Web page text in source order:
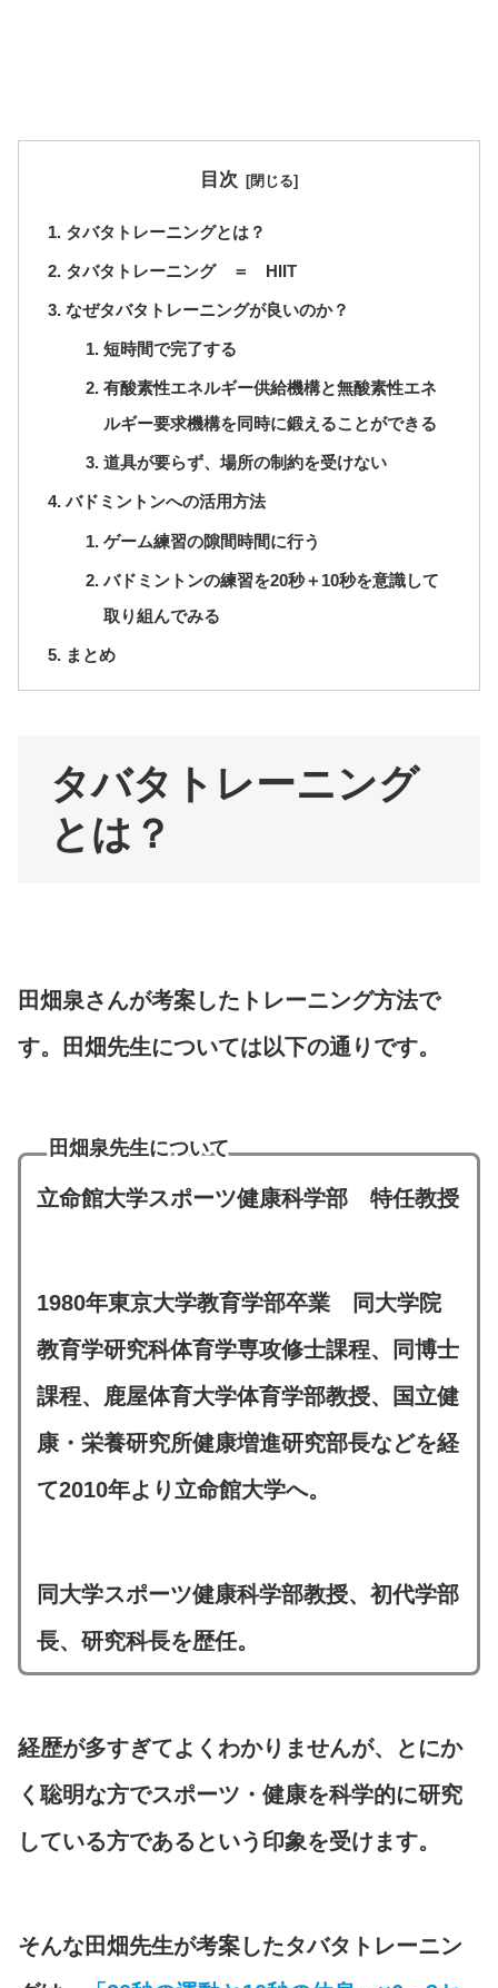
目次
タバタトレーニングとは？
タバタトレーニング ＝ HIIT
なぜタバタトレーニングが良いのか？
短時間で完了する
有酸素性エネルギー供給機構と無酸素性エネ
ルギー要求機構を同時に鍛えることができる
道具が要らず、場所の制約を受けない
バドミントンへの活用方法
ゲーム練習の隙間時間に行う
バドミントンの練習を20秒＋10秒を意識して
取り組んでみる
まとめ
タバタトレーニング
とは？
田畑泉さんが考案したトレーニング方法で
す。田畑先生については以下の通りです。
田畑泉先生について
立命館大学スポーツ健康科学部 特任教授
1980年東京大学教育学部卒業 同大学院
教育学研究科体育学専攻修士課程、同博士
課程、鹿屋体育大学体育学部教授、国立健
康・栄養研究所健康増進研究部長などを経
て2010年より立命館大学へ。
同大学スポーツ健康科学部教授、初代学部
長、研究科長を歴任。
経歴が多すぎてよくわかりませんが、とにか
く聡明な方でスポーツ・健康を科学的に研究
している方であるという印象を受けます。
そんな田畑先生が考案したタバタトレーニン